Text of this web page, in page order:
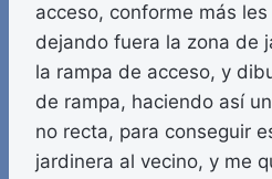
acceso, conforme más
dejando fuera la zona de
la rampa de acceso, y
de rampa, haciendo así
no recta, para conseguir
jardinera al vecino, y me